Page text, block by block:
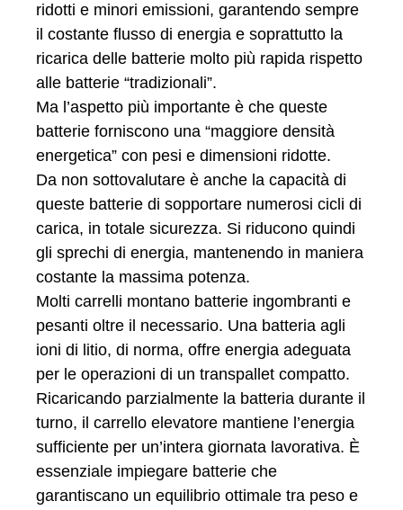
ridotti e minori emissioni, garantendo sempre
il costante flusso di energia e soprattutto la
ricarica delle batterie molto più rapida rispetto
alle batterie “tradizionali”.
Ma l’aspetto più importante è che queste
batterie forniscono una “maggiore densità
energetica” con pesi e dimensioni ridotte.
Da non sottovalutare è anche la capacità di
queste batterie di sopportare numerosi cicli di
carica, in totale sicurezza. Si riducono quindi
gli sprechi di energia, mantenendo in maniera
costante la massima potenza.
Molti carrelli montano batterie ingombranti e
pesanti oltre il necessario. Una batteria agli
ioni di litio, di norma, offre energia adeguata
per le operazioni di un transpallet compatto.
Ricaricando parzialmente la batteria durante il
turno, il carrello elevatore mantiene l’energia
sufficiente per un’intera giornata lavorativa. È
essenziale impiegare batterie che
garantiscano un equilibrio ottimale tra peso e